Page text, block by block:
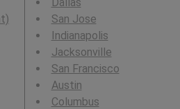
San Jose
Indianapolis
Jacksonville
San Francisco
Austin
Columbus